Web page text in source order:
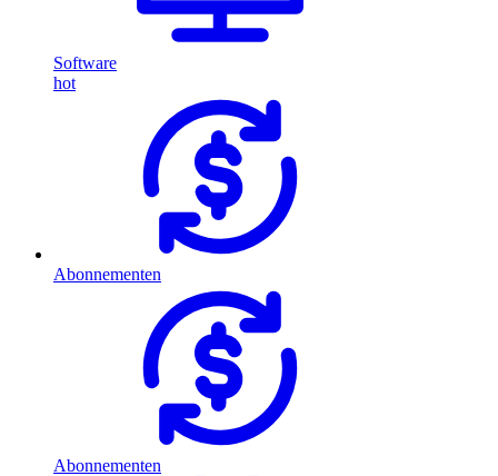
Software
hot
Abonnementen
Abonnementen